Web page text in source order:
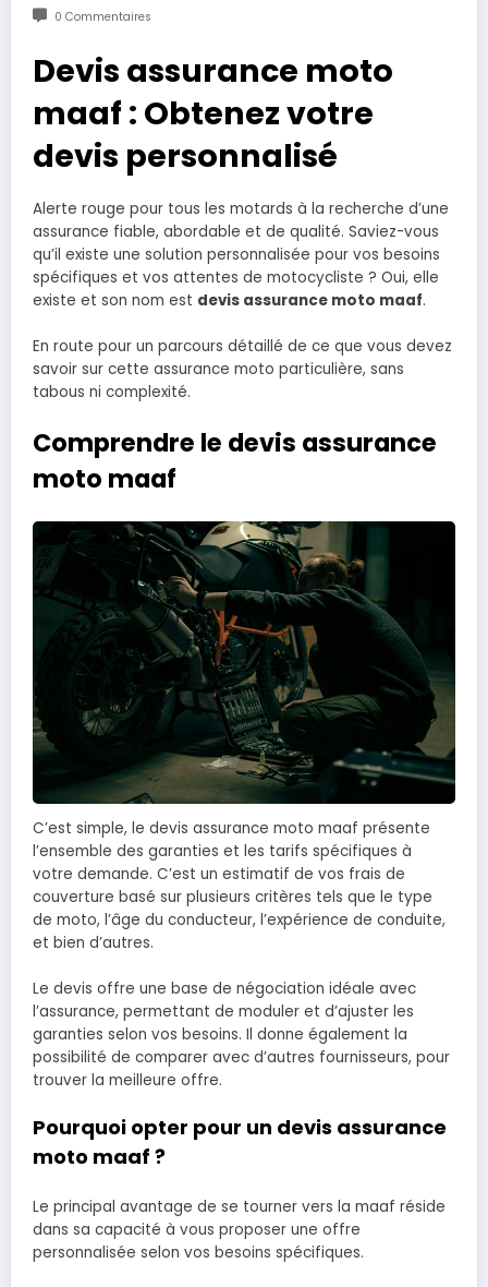
0 Commentaires
Devis assurance moto
maaf : Obtenez votre
devis personnalisé
Alerte rouge pour tous les motards à la recherche d’une
assurance fiable, abordable et de qualité. Saviez-vous
qu’il existe une solution personnalisée pour vos besoins
spécifiques et vos attentes de motocycliste ? Oui, elle
existe et son nom est devis assurance moto maaf.
En route pour un parcours détaillé de ce que vous devez
savoir sur cette assurance moto particulière, sans
tabous ni complexité.
Comprendre le devis assurance
moto maaf
C’est simple, le devis assurance moto maaf présente
l’ensemble des garanties et les tarifs spécifiques à
votre demande. C’est un estimatif de vos frais de
couverture basé sur plusieurs critères tels que le type
de moto, l’âge du conducteur, l’expérience de conduite,
et bien d’autres.
Le devis offre une base de négociation idéale avec
l’assurance, permettant de moduler et d’ajuster les
garanties selon vos besoins. Il donne également la
possibilité de comparer avec d’autres fournisseurs, pour
trouver la meilleure offre.
Pourquoi opter pour un devis assurance
moto maaf ?
Le principal avantage de se tourner vers la maaf réside
dans sa capacité à vous proposer une offre
personnalisée selon vos besoins spécifiques.